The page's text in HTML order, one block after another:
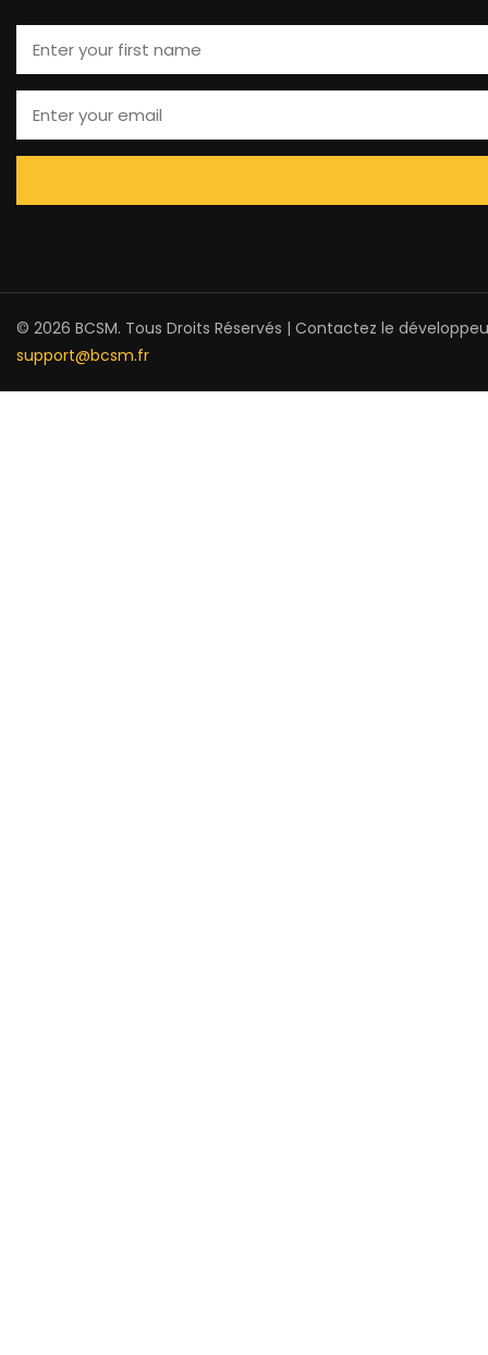
© 2026 BCSM. Tous Droits Réservés | Contactez le
support@bcsm.fr